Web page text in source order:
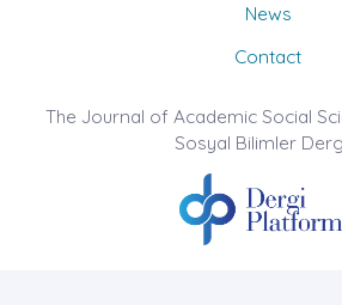
News
Contact
The Journal of Academic Social
Sosyal Bilimler